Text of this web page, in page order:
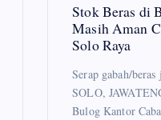
Stok Beras di
Masih Aman
Solo Raya
Serap gabah/
SOLO,
Bulog Kantor